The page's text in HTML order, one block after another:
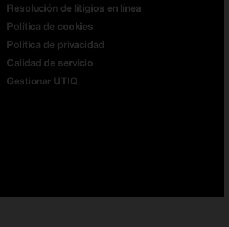
Resolución de litigios en línea
Política de cookies
Política de privacidad
Calidad de servicio
Gestionar UTIQ